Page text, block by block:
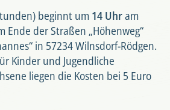
beginnt um 14 Uhram
Ende der Straßen „Höhenweg“
in 57234 Wilnsdorf-Rödgen.
Kinder und Jugendliche
liegen die Kosten bei 5 Euro